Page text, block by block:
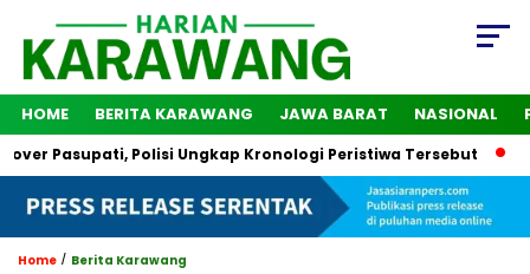
HOME BERITA KARAWANG JAWA BARAT NASIONAL
Polisi Ungkap Kronologi Peristiwa Tersebut 2
Home / Berita Karawang